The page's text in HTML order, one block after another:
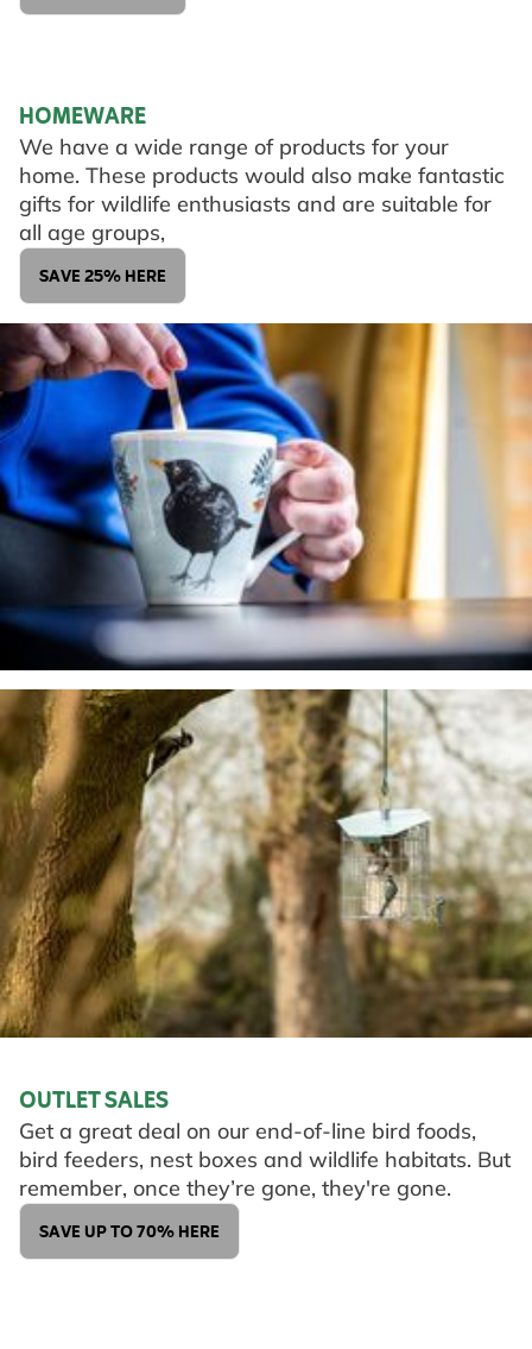
HOMEWARE
We have a wide range of products for your
home. These products would also make fantastic
gifts for wildlife enthusiasts and are suitable for
all age groups,
SAVE 25% HERE
OUTLET SALES
Get a great deal on our end-of-line bird foods,
bird feeders, nest boxes and wildlife habitats. But
remember, once they’re gone, they're gone.
SAVE UP TO 70% HERE